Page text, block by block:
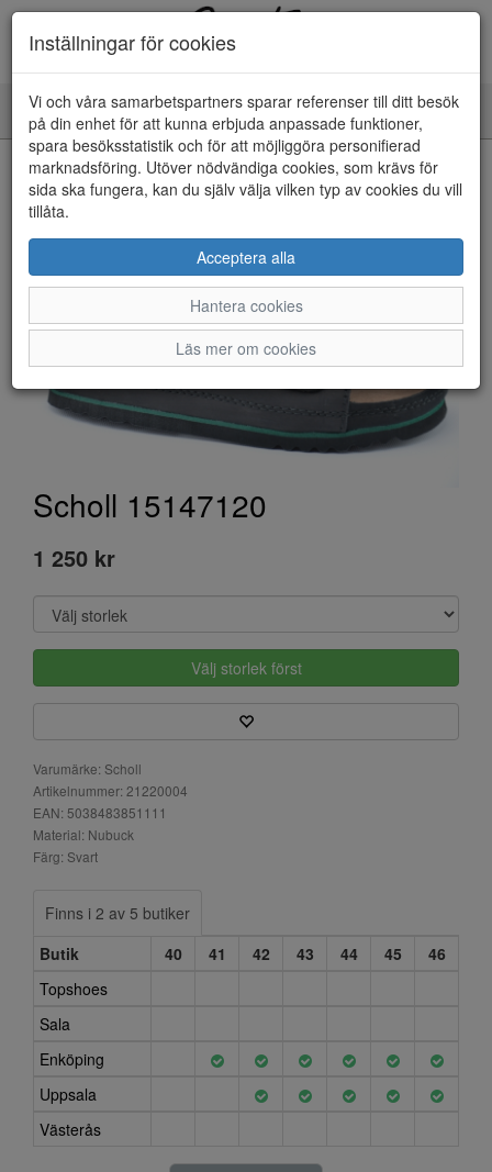
Toggle
navigation
HEM
Scholl 15147120
1 250 kr
Välj storlek först
Varumärke: Scholl
Artikelnummer: 21220004
EAN: 5038483851111
Material: Nubuck
Färg: Svart
Finns i 2 av 5 butiker
Butik
40 41 42 43 44 45
46
Topshoes
Sala
Enköping
Uppsala
Västerås
Inställningar för cookies
Vi och våra samarbetspartners sparar referenser till ditt besök
på din enhet för att kunna erbjuda anpassade funktioner,
spara besöksstatistik och för att möjliggöra personifierad
marknadsföring. Utöver nödvändiga cookies, som krävs för
sida ska fungera, kan du själv välja vilken typ av cookies du vill
tillåta.
Acceptera alla
Hantera cookies
Läs mer om cookies